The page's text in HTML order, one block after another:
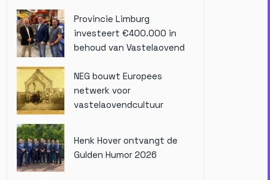
Provincie Limburg
investeert €400.000 in
behoud van Vastelaovend
NEG bouwt Europees
netwerk voor
vastelaovendcultuur
Henk Hover ontvangt de
Gulden Humor 2026